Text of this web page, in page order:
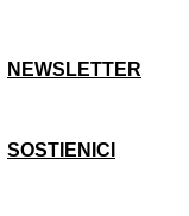
NEWSLETTER
SOSTIENICI